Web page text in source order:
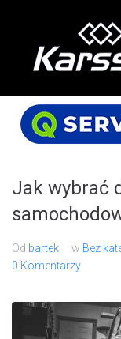
Jak wybrać
Od bartek w Bez
0 Komentarzy